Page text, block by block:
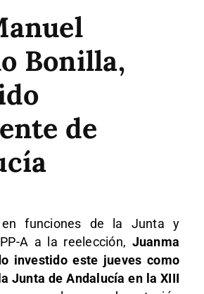
Bonilla,
de
en funciones de la Junta y
A a la reelección, Juanma
investido este jueves como
Junta de Andalucía en la XIII